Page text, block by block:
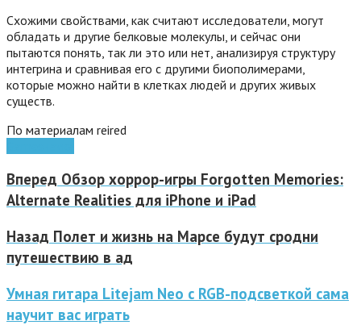
Схожими свойствами, как считают исследователи, могут
обладать и другие белковые молекулы, и сейчас они
пытаются понять, так ли это или нет, анализируя структуру
интегрина и сравнивая его с другими биополимерами,
которые можно найти в клетках людей и других живых
существ.
По материалам reired
Вперед Обзор хоррор-игры Forgotten Memories:
Alternate Realities для iPhone и iPad
Назад Полет и жизнь на Марсе будут сродни
путешествию в ад
Умная гитара Litejam Neo с RGB-подсветкой сама
научит вас играть